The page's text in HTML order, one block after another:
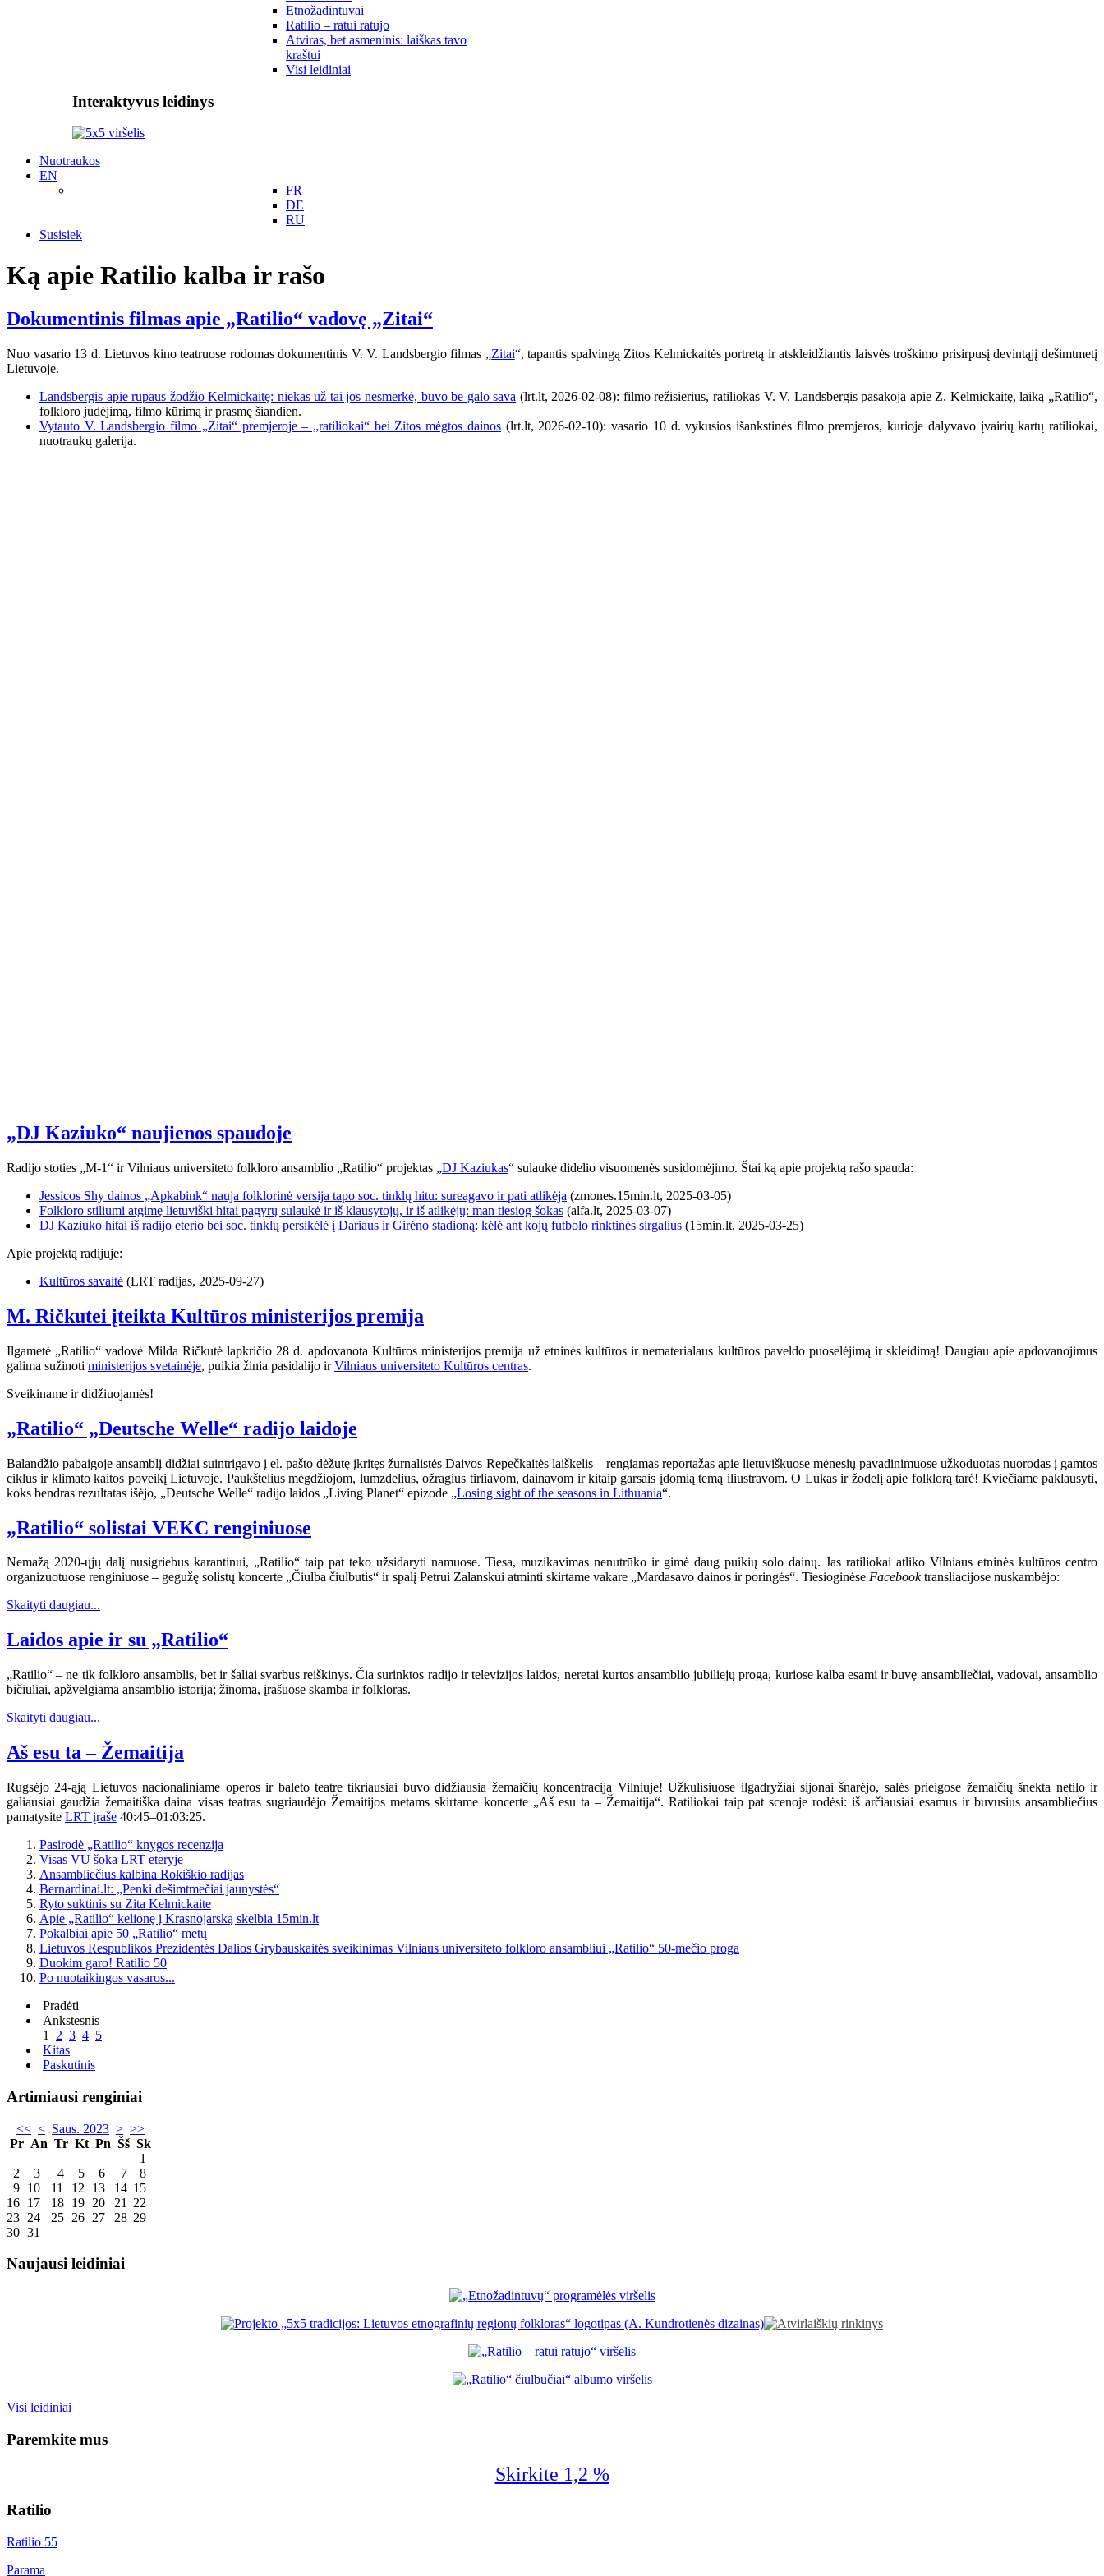
Etnožadintuvai
Ratilio – ratui ratujo
Atviras, bet asmeninis: laiškas tavo
kraštui
Visi leidiniai
Interaktyvus leidinys
Nuotraukos
EN
FR
DE
RU
Susisiek
Ką apie Ratilio kalba ir rašo
Dokumentinis filmas apie „Ratilio“ vadovę „Zitai“
Nuo vasario 13 d. Lietuvos kino teatruose rodomas dokumentinis V. V. Landsbergio filmas „Zitai“, tapantis spalvingą Zitos Kelmickaitės portretą ir atskleidžiantis laisvės troškimo prisirpusį devintąjį dešimtmetį
Lietuvoje.
Landsbergis apie rupaus žodžio Kelmickaitę: niekas už tai jos nesmerkė, buvo be galo sava (lrt.lt, 2026-02-08): filmo režisierius, ratiliokas V. V. Landsbergis pasakoja apie Z. Kelmickaitę, laiką „Ratilio“,
folkloro judėjimą, filmo kūrimą ir prasmę šiandien.
Vytauto V. Landsbergio filmo „Zitai“ premjeroje – „ratiliokai“ bei Zitos mėgtos dainos(lrt.lt, 2026-02-10): vasario 10 d. vykusios išankstinės filmo premjeros, kurioje dalyvavo įvairių kartų ratiliokai,
nuotraukų galerija.
„DJ Kaziuko“ naujienos spaudoje
Radijo stoties „M-1“ ir Vilniaus universiteto folkloro ansamblio „Ratilio“ projektas „DJ Kaziukas“ sulaukė didelio visuomenės susidomėjimo. Štai ką apie projektą rašo spauda:
Jessicos Shy dainos „Apkabink“ nauja folklorinė versija tapo soc. tinklų hitu: sureagavo ir pati atlikėja (zmones.15min.lt, 2025-03-05)
Folkloro stiliumi atgimę lietuviški hitai pagyrų sulaukė ir iš klausytojų, ir iš atlikėjų: man tiesiog šokas (alfa.lt, 2025-03-07)
DJ Kaziuko hitai iš radijo eterio bei soc. tinklų persikėlė į Dariaus ir Girėno stadioną: kėlė ant kojų futbolo rinktinės sirgalius (15min.lt, 2025-03-25)
Apie projektą radijuje:
Kultūros savaitė (LRT radijas, 2025-09-27)
M. Ričkutei įteikta Kultūros ministerijos premija
Ilgametė „Ratilio“ vadovė Milda Ričkutė lapkričio 28 d. apdovanota Kultūros ministerijos premija už etninės kultūros ir nematerialaus kultūros paveldo puoselėjimą ir skleidimą! Daugiau apie apdovanojimus
galima sužinoti ministerijos svetainėje, puikia žinia pasidalijo irVilniaus universiteto Kultūros centras.
Sveikiname ir didžiuojamės!
„Ratilio“ „Deutsche Welle“ radijo laidoje
Balandžio pabaigoje ansamblį didžiai suintrigavo į el. pašto dėžutę įkritęs žurnalistės Daivos Repečkaitės laiškelis – rengiamas reportažas apie lietuviškuose mėnesių pavadinimuose užkoduotas nuorodas į gamtos
ciklus ir klimato kaitos poveikį Lietuvoje. Paukštelius mėgdžiojom, lumzdelius, ožragius tirliavom, dainavom ir kitaip garsais įdomią temą iliustravom. O Lukas ir žodelį apie folklorą tarė! Kviečiame paklausyti,
koks bendras rezultatas išėjo, „Deutsche Welle“ radijo laidos „Living Planet“ epizode „Losing sight of the seasons in Lithuania“.
„Ratilio“ solistai VEKC renginiuose
Nemažą 2020-ųjų dalį nusigriebus karantinui, „Ratilio“ taip pat teko užsidaryti namuose. Tiesa, muzikavimas nenutrūko ir gimė daug puikių solo dainų. Jas ratiliokai atliko Vilniaus etninės kultūros centro
organizuotuose renginiuose – gegužę solistų koncerte „Čiulba čiulbutis“ ir spalį Petrui Zalanskui atminti skirtame vakare „Mardasavo dainos ir poringės“. Tiesioginėse Facebooktransliacijose nuskambėjo:
Skaityti daugiau...
Laidos apie ir su „Ratilio“
„Ratilio“ – ne tik folkloro ansamblis, bet ir šaliai svarbus reiškinys. Čia surinktos radijo ir televizijos laidos, neretai kurtos ansamblio jubiliejų proga, kuriose kalba esami ir buvę ansambliečiai, vadovai, ansamblio
bičiuliai, apžvelgiama ansamblio istorija; žinoma, įrašuose skamba ir folkloras.
Skaityti daugiau...
Aš esu ta – Žemaitija
Rugsėjo 24-ąją Lietuvos nacionaliniame operos ir baleto teatre tikriausiai buvo didžiausia žemaičių koncentracija Vilniuje! Užkulisiuose ilgadryžiai sijonai šnarėjo, salės prieigose žemaičių šnekta netilo ir
galiausiai gaudžia žemaitiška daina visas teatras sugriaudėjo Žemaitijos metams skirtame koncerte „Aš esu ta – Žemaitija“. Ratiliokai taip pat scenoje rodėsi: iš arčiausiai esamus ir buvusius ansambliečius
pamatysite LRT įraše 40:45–01:03:25.
Pasirodė „Ratilio“ knygos recenzija
Visas VU šoka LRT eteryje
Ansambliečius kalbina Rokiškio radijas
Bernardinai.lt: „Penki dešimtmečiai jaunystės“
Ryto suktinis su Zita Kelmickaite
Apie „Ratilio“ kelionę į Krasnojarską skelbia 15min.lt
Pokalbiai apie 50 „Ratilio“ metų
Lietuvos Respublikos Prezidentės Dalios Grybauskaitės sveikinimas Vilniaus universiteto folkloro ansambliui „Ratilio“ 50-mečio proga
Duokim garo! Ratilio 50
Po nuotaikingos vasaros...
Pradėti
Ankstesnis
1
2 3 4 5
Kitas
Paskutinis
Artimiausi renginiai
<< < Saus. 2023 > >>
Pr An Tr Kt Pn Šš Sk
1
2
3 4 5 6 7
8
9 10 11 12 13 14 15
16 17 18 19 20 21
22
23 24 25 26 27 28 29
30 31
Naujausi leidiniai
Visi leidiniai
Paremkite mus
Skirkite 1,2 %
Ratilio
Ratilio 55
Parama